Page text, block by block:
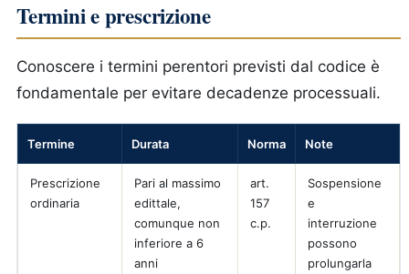
Termini e prescrizione
Conoscere i termini perentori previsti dal codice è
fondamentale per evitare decadenze processuali.
Termine Durata Norma Note
Prescrizione
ordinaria
Pari al massimo
edittale,
comunque non
inferiore a 6
anni
art.
157
c.p.
Sospensione
e
interruzione
possono
prolungarla